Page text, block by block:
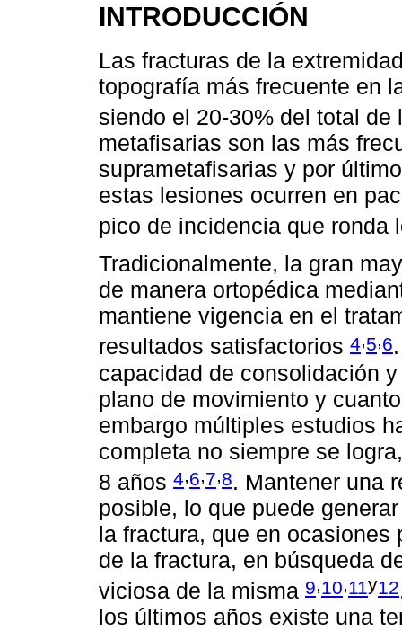
INTRODUCCIÓN
Las fracturas de la
topografía más frecuente en
siendo el 20-30% del total
metafisarias son las más
suprametafisarias y por
estas lesiones ocurren en
pico de incidencia que ronda
Tradicionalmente, la gran
de manera ortopédica
mantiene vigencia en el
resultados satisfactorios 4,5,6
capacidad de consolidación
plano de movimiento y
embargo múltiples estudios
completa no siempre se
8 años 4,6,7,8. Mantener una
posible, lo que puede
la fractura, que en ocasiones
de la fractura, en búsqueda
viciosa de la misma 9,10,11y12
los últimos años existe una